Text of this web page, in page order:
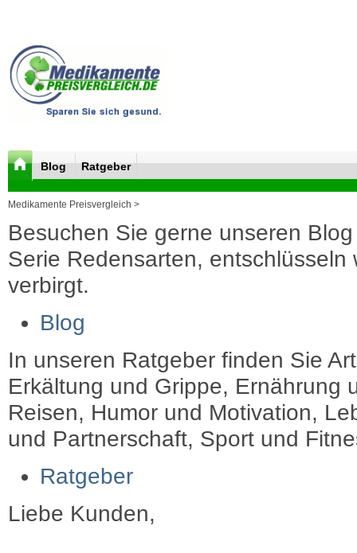
Blog Ratgeber
Medikamente Preisvergleich >
Besuchen Sie gerne unseren
Serie Redensarten, entschlüsseln
verbirgt.
Blog
In unseren Ratgeber finden Sie
Erkältung und Grippe, Ernährung
Reisen, Humor und Motivation,
und Partnerschaft, Sport und
Ratgeber
Liebe Kunden,